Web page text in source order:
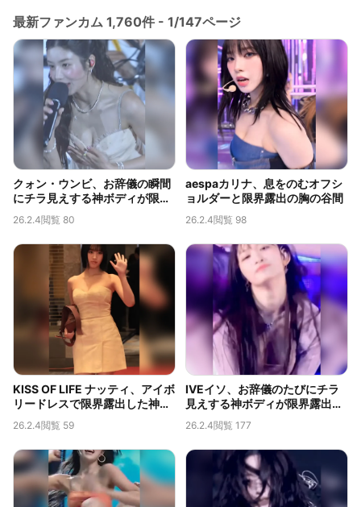
最新ファンカム 1,760件 - 1/147ページ
クォン・ウンビ、お辞儀の瞬間
にチラ見えする神ボディが限界
露出だと話題に
26.2.4閲覧 80
aespaカリナ、息をのむオフシ
ョルダーと限界露出の胸の谷間
26.2.4閲覧 98
KISS OF LIFE ナッティ、アイボ
リードレスで限界露出した神ボ
ディと深い胸の谷間
26.2.4閲覧 59
IVEイソ、お辞儀のたびにチラ
見えする神ボディが限界露出す
ぎると話題
26.2.4閲覧 177